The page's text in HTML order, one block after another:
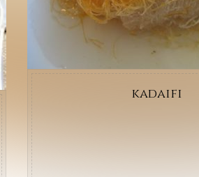
kadaifi